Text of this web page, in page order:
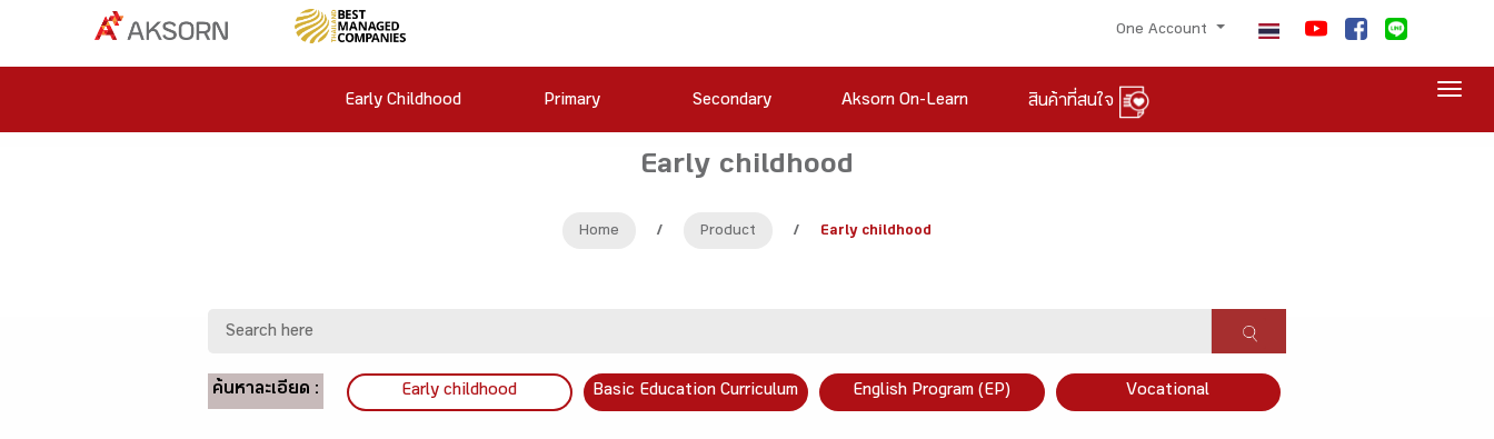
One Account
Early Childhood Primary Secondary Aksorn On-Learn สินค้าที่สนใจ
Early childhood
Home / Product / Early childhood
ค้นหาละเอียด : Early childhood Basic Education Curriculum English Program (EP) Vocational